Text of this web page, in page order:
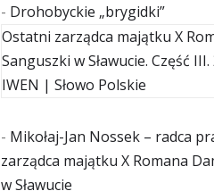
- Drohobyckie „brygidki”
Ostatni zarządca majątku X
Sanguszki w Sławucie. Część III.
IWEN | Słowo Polskie
- Mikołaj-Jan Nossek – radca
zarządca majątku X Romana
w Sławucie